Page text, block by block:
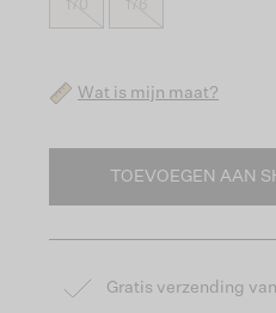
Wat is mijn maat?
TOEVOEGEN AAN
Gratis verzending